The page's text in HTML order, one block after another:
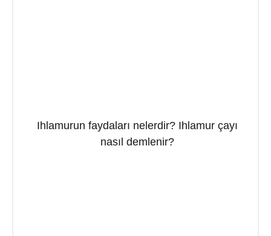
Ihlamurun faydaları nelerdir? Ihlamur çayı
nasıl demlenir?